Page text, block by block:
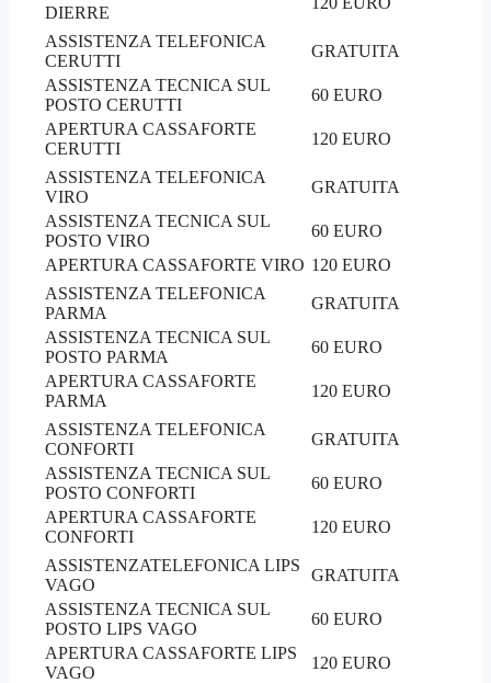
DIERRE
ASSISTENZA TELEFONICA
CERUTTI
GRATUITA
ASSISTENZA TECNICA SUL
POSTO CERUTTI
60 EURO
APERTURA CASSAFORTE
CERUTTI
120 EURO
ASSISTENZA TELEFONICA
VIRO
GRATUITA
ASSISTENZA TECNICA SUL
POSTO VIRO
60 EURO
APERTURA CASSAFORTE VIRO 120 EURO
ASSISTENZA TELEFONICA
PARMA
GRATUITA
ASSISTENZA TECNICA SUL
POSTO PARMA
60 EURO
APERTURA CASSAFORTE
PARMA
120 EURO
ASSISTENZA TELEFONICA
CONFORTI
GRATUITA
ASSISTENZA TECNICA SUL
POSTO CONFORTI
60 EURO
APERTURA CASSAFORTE
CONFORTI
120 EURO
ASSISTENZATELEFONICA LIPS
VAGO
GRATUITA
ASSISTENZA TECNICA SUL
POSTO LIPS VAGO
60 EURO
APERTURA CASSAFORTE LIPS
VAGO
120 EURO